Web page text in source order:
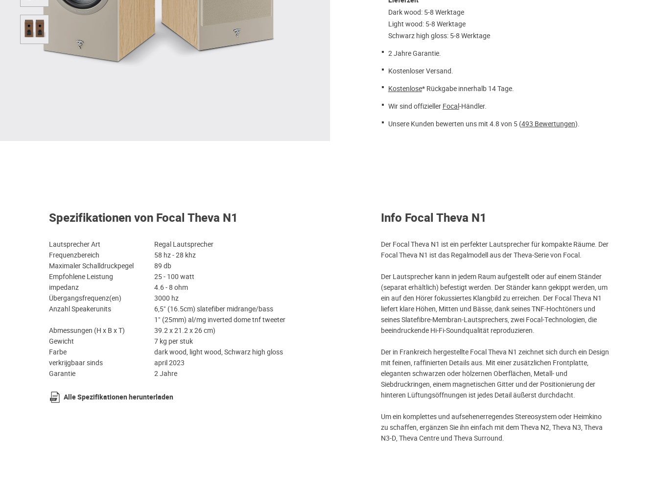
Dark wood: 5-8 Werktage
Light wood: 5-8 Werktage
Schwarz high gloss: 5-8 Werktage
2 Jahre Garantie.
Kostenloser Versand.
Kostenlose* Rückgabe innerhalb 14 Tage.
Wir sind offizieller Focal-Händler.
Unsere Kunden bewerten uns mit 4.8 von 5 (493 Bewertungen).
Spezifikationen von Focal Theva N1
Lautsprecher Art
Regal Lautsprecher
Frequenzbereich
58 hz - 28 khz
Maximaler Schalldruckpegel
89 db
Empfohlene Leistung
25 - 100 watt
impedanz
4.6 - 8 ohm
Übergangsfrequenz(en)
3000 hz
Anzahl Speakerunits
6,5" (16.5cm) slatefiber midrange/bass
1" (25mm) al/mg inverted dome tnf tweeter
Abmessungen (H x B x T)
39.2 x 21.2 x 26 cm)
Gewicht
7 kg per stuk
Farbe
dark wood, light wood, Schwarz high gloss
verkrijgbaar sinds
april 2023
Garantie
2 Jahre
Alle Spezifikationen herunterladen
Info Focal Theva N1
Der Focal Theva N1 ist ein perfekter Lautsprecher für kompakte Räume. Der
Focal Theva N1 ist das Regalmodell aus der Theva-Serie von Focal.
Der Lautsprecher kann in jedem Raum aufgestellt oder auf einem Ständer
(separat erhältlich) befestigt werden. Der Ständer kann gekippt werden, um
ein auf den Hörer fokussiertes Klangbild zu erreichen. Der Focal Theva N1
liefert klare Höhen, Mitten und Bässe, dank seines TNF-Hochtöners und
seines Slatefibre-Membran-Lautsprechers, zwei Focal-Technologien, die
beeindruckende Hi-Fi-Soundqualität reproduzieren.
Der in Frankreich hergestellte Focal Theva N1 zeichnet sich durch ein Design
mit feinen, raffinierten Details aus. Mit einer zusätzlichen Frontplatte,
eleganten schwarzen oder hölzernen Oberflächen, Metall- und
Siebdruckringen, einem magnetischen Gitter und der Positionierung der
hinteren Lüftungsöffnungen ist jedes Detail äußerst durchdacht.
Um ein komplettes und aufsehenerregendes Stereosystem oder Heimkino
zu schaffen, ergänzen Sie ihn einfach mit dem Theva N2, Theva N3, Theva
N3-D, Theva Centre und Theva Surround.